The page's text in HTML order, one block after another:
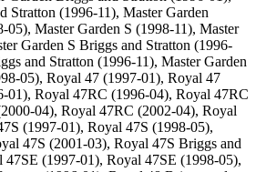
Stratton (1996-11), Master Garden
05), Master Garden S (1998-11), Master
Garden S Briggs and Stratton (1996-
and Stratton (1996-11), Master Garden
05), Royal 47 (1997-01), Royal 47
01), Royal 47RC (1996-04), Royal 47RC
04), Royal 47RC (2002-04), Royal
(1997-01), Royal 47S (1998-05),
47S (2001-03), Royal 47S Briggs and
47SE (1997-01), Royal 47SE (1998-05),